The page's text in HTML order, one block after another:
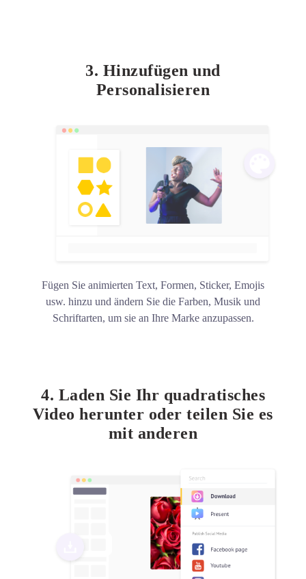
3. Hinzufügen und
Personalisieren
Fügen Sie animierten Text, Formen, Sticker, Emojis
usw. hinzu und ändern Sie die Farben, Musik und
Schriftarten, um sie an Ihre Marke anzupassen.
4. Laden Sie Ihr quadratisches
Video herunter oder teilen Sie es
mit anderen